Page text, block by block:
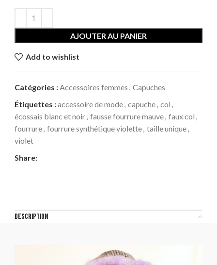
AJOUTER AU PANIER
Add to wishlist
Catégories : Accessoires femmes Capuches
Étiquettes :accessoire de mode capuche col
écossais blanc et noir fausse fourrure mauve faux col
fourrure fourrure synthétique violette taille unique
violet
Share:
DESCRIPTION